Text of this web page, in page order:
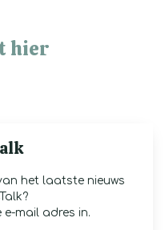
hier
het laatste nieuws
e-mail adres in.